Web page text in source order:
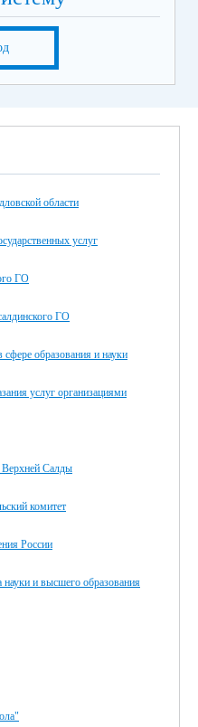
области
услуг
ГО
ГО
образования и науки
услуг организациями
Верхней Салды
комитет
России
и высшего образования